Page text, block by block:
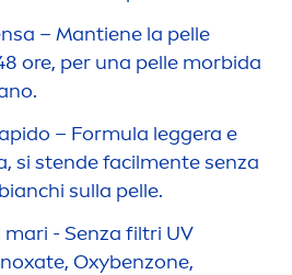
– Mantiene la pelle
ore, per una pelle morbida
– Formula leggera e
si stende facilmente senza
sulla pelle.
- Senza filtri UV
Oxybenzone,